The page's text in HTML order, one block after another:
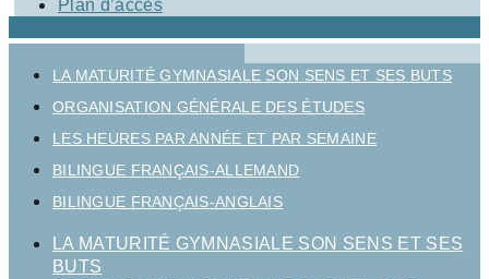
Plan d’accès
LA MATURITÉ GYMNASIALE SON SENS ET SES BUTS
ORGANISATION GÉNÉRALE DES ÉTUDES
LES HEURES PAR ANNÉE ET PAR SEMAINE
BILINGUE FRANÇAIS-ALLEMAND
BILINGUE FRANÇAIS-ANGLAIS
LA MATURITÉ GYMNASIALE SON SENS ET SES
BUTS